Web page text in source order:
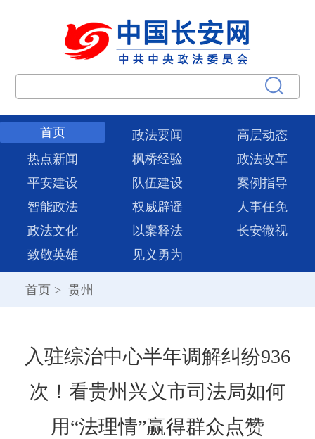
首页 政法要闻
高层动态
热点新闻
枫桥经验
政法改革
平安建设
队伍建设
案例指导
智能政法
权威辟谣
人事任免
政法文化
以案释法
长安微视
致敬英雄
见义勇为
首页 > 贵州
入驻综治中心半年调解纠纷936
次！看贵州兴义市司法局如何
用“法理情”赢得群众点赞